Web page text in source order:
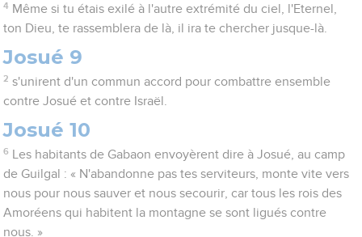
4 Même si tu étais exilé à l'autre extrémité du ciel, l'Eternel,
ton Dieu, te rassemblera de là, il ira te chercher jusque-là.
Josué 9
2 s'unirent d'un commun accord pour combattre ensemble
contre Josué et contre Israël.
Josué 10
6
Les habitants de Gabaon envoyèrent dire à Josué, au camp
de Guilgal : « N'abandonne pas tes serviteurs, monte vite vers
nous pour nous sauver et nous secourir, car tous les rois des
Amoréens qui habitent la montagne se sont ligués contre
nous. »